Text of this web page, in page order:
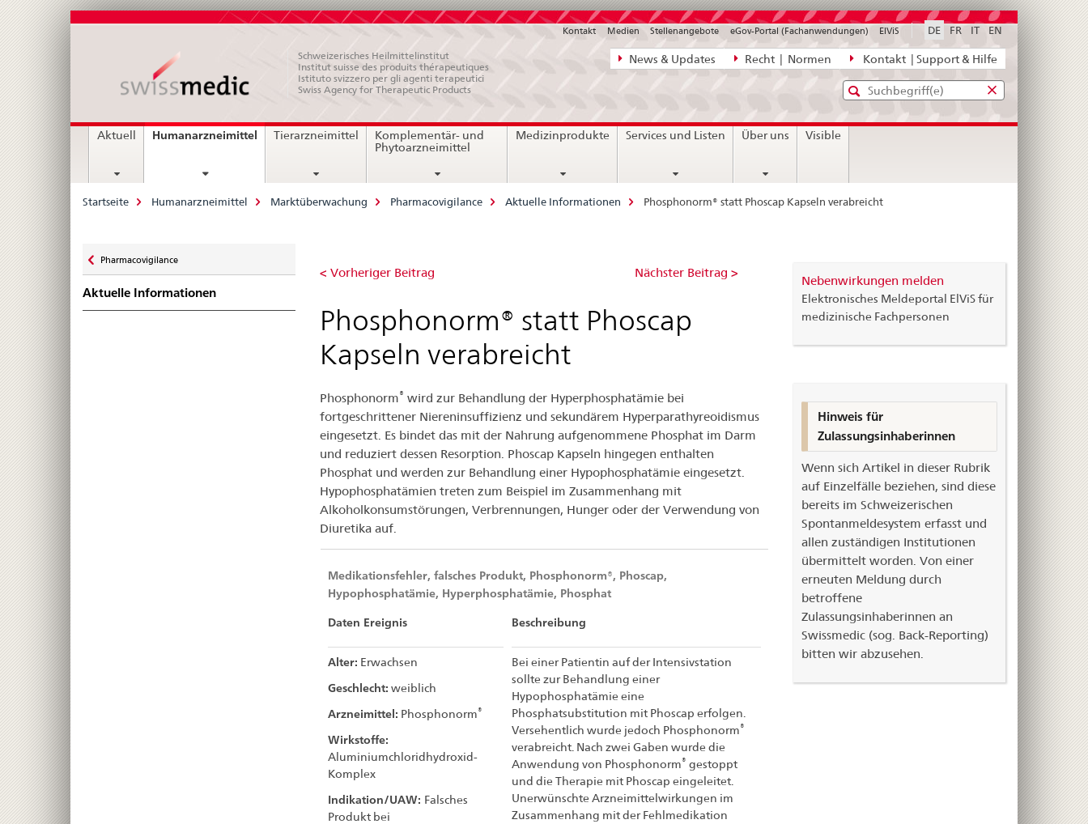
Direktnavigation
News,
Kontakt
News & Updates Recht | Normen Kontakt | Support & Hilfe
DE FR IT EN
Kontakt Medien Stellenangebote eGov-Portal (Fachanwendungen) ElViS
Schweizerisches Heilmittelinstitut
Institut suisse des produits thérapeutiques
Istituto svizzero per gli agenti terapeutici
Swiss Agency for Therapeutic Products
Standard-
Suche
Eingabefenster
diefür
Hauptnavigation
Aktuell Humanarzneimittel current
Tierarzneimittel
Komplementär- und
Phytoarzneimittel
Medizinprodukte Services und Listen Über uns Visible
Breadcrumb
Startseite Humanarzneimittel Marktüberwachung Pharmacovigilance Aktuelle Informationen Phosphonorm® statt Phoscap Kapseln verabreicht
zu
Pharmacovigilance
Aktuelle Informationen
Phosphonorm®
statt
Phoscap
Kapseln
verabreicht
< Vorheriger Beitrag Nächster Beitrag >
Phosphonorm® statt Phoscap
Kapseln verabreicht
Phosphonorm® wird zur Behandlung der Hyperphosphatämie bei
fortgeschrittener Niereninsuffizienz und sekundärem Hyperparathyreoidismus
eingesetzt. Es bindet das mit der Nahrung aufgenommene Phosphat im Darm
und reduziert dessen Resorption. Phoscap Kapseln hingegen enthalten
Phosphat und werden zur Behandlung einer Hypophosphatämie eingesetzt.
Hypophosphatämien treten zum Beispiel im Zusammenhang mit
Alkoholkonsumstörungen, Verbrennungen, Hunger oder der Verwendung von
Diuretika auf.
Medikationsfehler, falsches Produkt, Phosphonorm®, Phoscap,
Hypophosphatämie, Hyperphosphatämie, Phosphat
Daten Ereignis
Beschreibung
Alter: Erwachsen
Geschlecht: weiblich
Arzneimittel: Phosphonorm®
Wirkstoffe:
Aluminiumchloridhydroxid-
Komplex
Indikation/UAW: Falsches
Produkt bei
Bei einer Patientin auf der Intensivstation
sollte zur Behandlung einer
Hypophosphatämie eine
Phosphatsubstitution mit Phoscap erfolgen.
Versehentlich wurde jedoch Phosphonorm®
verabreicht. Nach zwei Gaben wurde die
Anwendung von Phosphonorm® gestoppt
und die Therapie mit Phoscap eingeleitet.
Unerwünschte Arzneimittelwirkungen im
Zusammenhang mit der Fehlmedikation
Nebenwirkungen melden
Elektronisches Meldeportal ElViS für
medizinische Fachpersonen
Hinweis für
Zulassungsinhaberinnen
Wenn sich Artikel in dieser Rubrik
auf Einzelfälle beziehen, sind diese
bereits im Schweizerischen
Spontanmeldesystem erfasst und
allen zuständigen Institutionen
übermittelt worden. Von einer
erneuten Meldung durch
betroffene
Zulassungsinhaberinnen an
Swissmedic (sog. Back-Reporting)
bitten wir abzusehen.